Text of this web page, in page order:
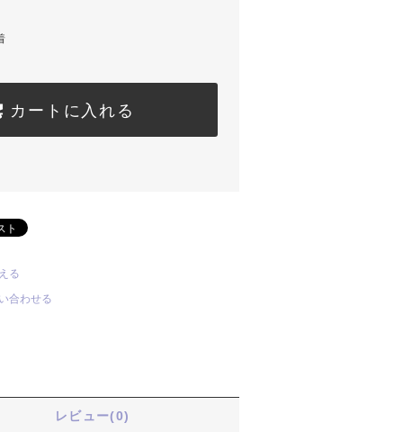
カートに入れる
る
合わせる
レビュー(0)